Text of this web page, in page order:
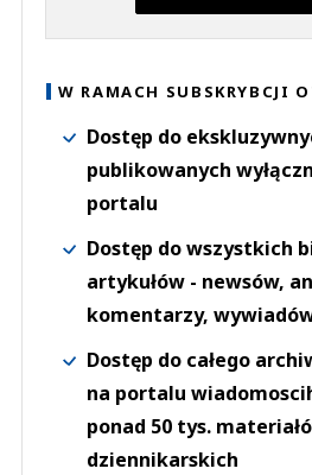
W RAMACH SUBSKRYBCJI
Dostęp do
publikowanych
portalu
Dostęp do wszystkich
artykułów - newsów,
komentarzy,
Dostęp do całego
na portalu
ponad 50 tys.
dziennikarskich